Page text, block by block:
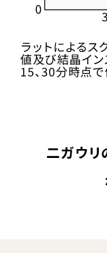
二ガウリ